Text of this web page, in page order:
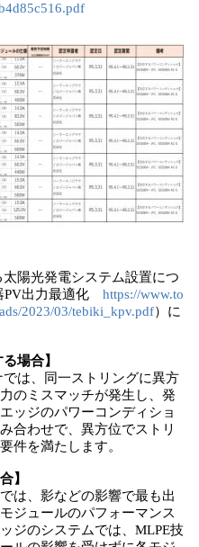
陽光発電システム設置につ
PV出力最適化 https://www.to
2023/03/tebiki_kpv.pdf）に
場合】
は、同一ストリングに異方
のミスマッチが発生し、発
ッジのパワーコンディショ
合わせで、異方位でストリ
件を満たします。
】
は、影などの影響で最も出
ジュールのパフォーマンス
ジのシステムでは、MLPE技